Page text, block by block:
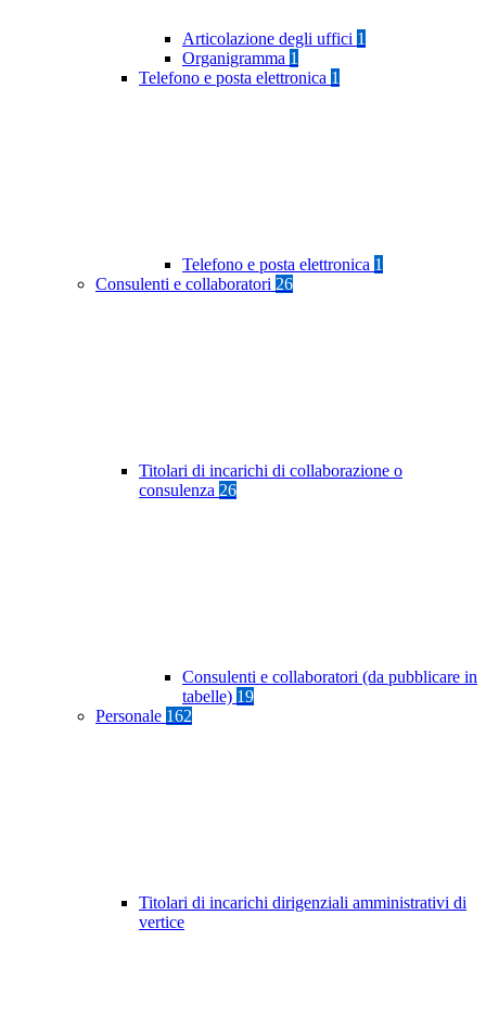
Articolazione degli uffici 1
Organigramma 1
Telefono e posta elettronica 1
Telefono e posta elettronica 1
Consulenti e collaboratori 26
Titolari di incarichi di collaborazione o
consulenza 26
Consulenti e collaboratori (da pubblicare in
tabelle) 19
Personale 162
Titolari di incarichi dirigenziali amministrativi di
vertice